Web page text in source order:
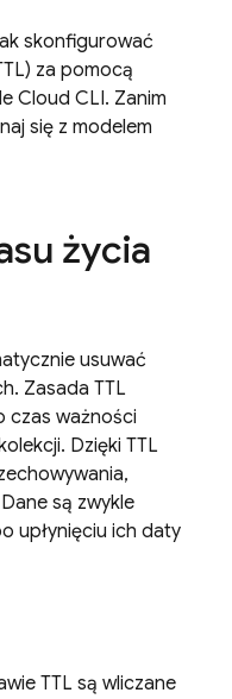
skonfigurować
za pomocą
Cloud CLI. Zanim
się z modelem
życia
usuwać
Zasada TTL
czas ważności
Dzięki TTL
są zwykle
upłynięciu ich daty
TTL są wliczane